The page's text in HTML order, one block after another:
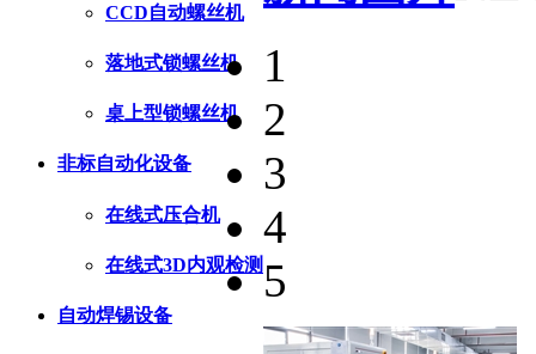
CCD自动螺丝机
落地式锁螺丝机
桌上型锁螺丝机
非标自动化设备
在线式压合机
在线式3D内观检测
自动焊锡设备
1
2
3
4
5